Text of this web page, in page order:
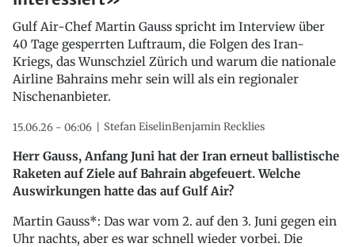
Gulf Air-Chef Martin Gauss spricht im Interview über
40 Tage gesperrten Luftraum, die Folgen des Iran-
Kriegs, das Wunschziel Zürich und warum die nationale
Airline Bahrains mehr sein will als ein regionaler
Nischenanbieter.
15.06.26 - 06:06 Stefan EiselinBenjamin Recklies
Herr Gauss, Anfang Juni hat der Iran erneut ballistische
Raketen auf Ziele auf Bahrain abgefeuert. Welche
Auswirkungen hatte das auf Gulf Air?
Martin Gauss*: Das war vom 2. auf den 3. Juni gegen ein
Uhr nachts, aber es war schnell wieder vorbei. Die